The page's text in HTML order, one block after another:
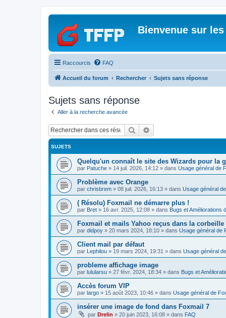
Bienvenue sur
Raccourcis FAQ
Accueil du forum Rechercher Sujets sans réponse
Sujets sans réponse
Aller à la recherche avancée
Rechercher
SUJETS
Quelqu'un connaît le site des Wizards pour la
par Patuche » 14 juil. 2026, 14:12 » dans Usage général de
Problème avec Orange
par chrisbrem » 08 juil. 2026, 16:13 » dans Usage général
( Résolu) Foxmail ne démarre plus !
par Bret » 16 avr. 2025, 12:08 » dans Bugs et Améliorations
Foxmail et mails Yahoo reçus dans la corbeille
par didpoy » 20 mars 2024, 18:10 » dans Usage général de
Client mail par défaut
par Lephilou » 19 mars 2024, 19:31 » dans Usage général
probleme affichage image
par lulularsu » 27 févr. 2024, 18:34 » dans Bugs et
Accès forum VIP
par largo » 15 août 2023, 10:46 » dans Usage général de
insérer une image de fond dans Foxmail 7
par Drelin » 20 juin 2023, 16:08 » dans FAQ